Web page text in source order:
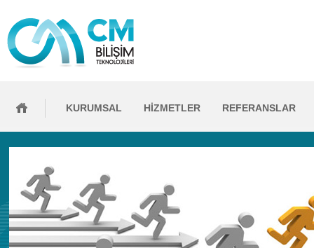
KURUMSAL HİZMETLER REFERANSLAR